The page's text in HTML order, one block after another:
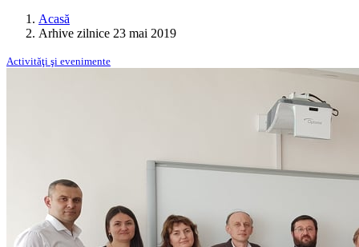
Acasă
Arhive zilnice 23 mai 2019
Activităţi şi evenimente